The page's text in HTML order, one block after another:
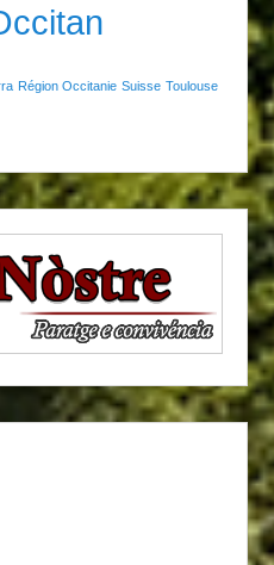
Région Occitanie Suisse Toulouse